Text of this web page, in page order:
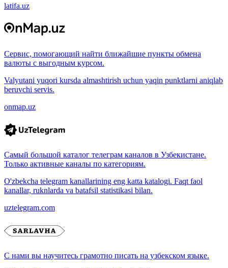
latifa.uz
Сервис, помогающий найти ближайшие пункты обмена
валюты с выгодным курсом.
Valyutani yuqori kursda almashtirish uchun yaqin punktlarni aniqlab
beruvchi servis.
onmap.uz
Самый большой каталог телеграм каналов в Узбекистане.
Только активные каналы по категориям.
O'zbekcha telegram kanallarining eng katta katalogi. Faqt faol
kanallar, ruknlarda va batafsil statistikasi bilan.
uztelegram.com
С нами вы научитесь грамотно писать на узбекском языке.